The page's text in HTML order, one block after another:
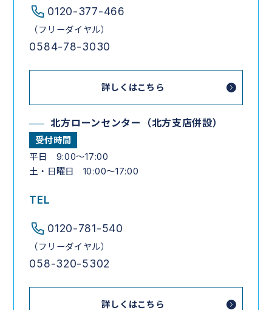
0120-377-466
（フリーダイヤル）
0584-78-3030
詳しくはこちら
北方ローンセンター （北方支店併設）
受付時間
平日 9:00～17:00
土・日曜日 10:00～17:00
TEL
0120-781-540
（フリーダイヤル）
058-320-5302
詳しくはこちら